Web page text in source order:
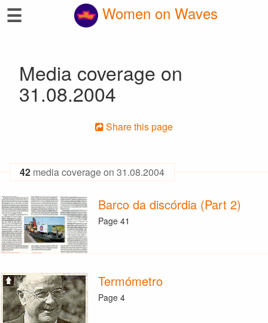
☰ Women on Waves
Media coverage on
31.08.2004
Share this page
42 media coverage on 31.08.2004
Barco da discórdia (Part 2)
Page 41
Termómetro
Page 4